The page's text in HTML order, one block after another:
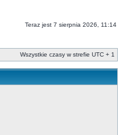
Teraz jest 7 sierpnia 2026, 11:14
Wszystkie czasy w strefie UTC + 1